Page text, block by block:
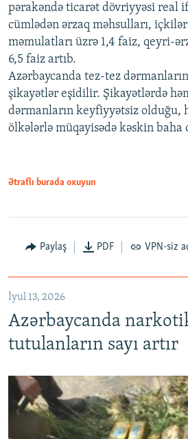
pərakəndə ticarət dövriyyəsi real
cümlədən ərzaq məhsulları,
məmulatları üzrə 1,4 faiz, qeyri-
6,5 faiz artıb.
Azərbaycanda tez-tez
şikayətlər eşidilir. Şikayətlərdə
dərmanların keyfiyyətsiz olduğu,
ölkələrlə müqayisədə kəskin
Ətraflı burada oxuyun
Paylaş PDF VPN-siz
İyul 13, 2026
Azərbaycanda
tutulanların sayı artır